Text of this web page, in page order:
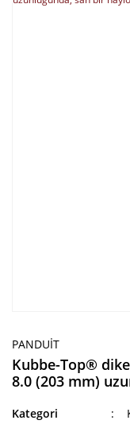
PANDUIT
Kubbe-Top®
8.0 (203 mm)
Kategori